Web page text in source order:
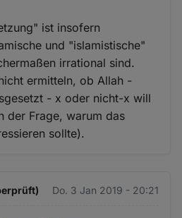
ist insofern
und "islamistische"
irrational sind.
ermitteln, ob Allah -
- x oder nicht-x will
der Frage, warum das
sollte).
Do. 3 Jan 2019 - 20:21